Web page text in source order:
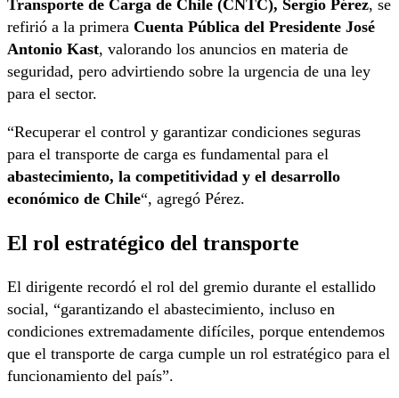
Transporte de Carga de Chile (CNTC), Sergio Pérez, se
refirió a la primera Cuenta Pública del Presidente José
Antonio Kast, valorando los anuncios en materia de
seguridad, pero advirtiendo sobre la urgencia de una ley
para el sector.
“Recuperar el control y garantizar condiciones seguras
para el transporte de carga es fundamental para el
abastecimiento, la competitividad y el desarrollo
económico de Chile“, agregó Pérez.
El rol estratégico del transporte
El dirigente recordó el rol del gremio durante el estallido
social, “garantizando el abastecimiento, incluso en
condiciones extremadamente difíciles, porque entendemos
que el transporte de carga cumple un rol estratégico para el
funcionamiento del país”.